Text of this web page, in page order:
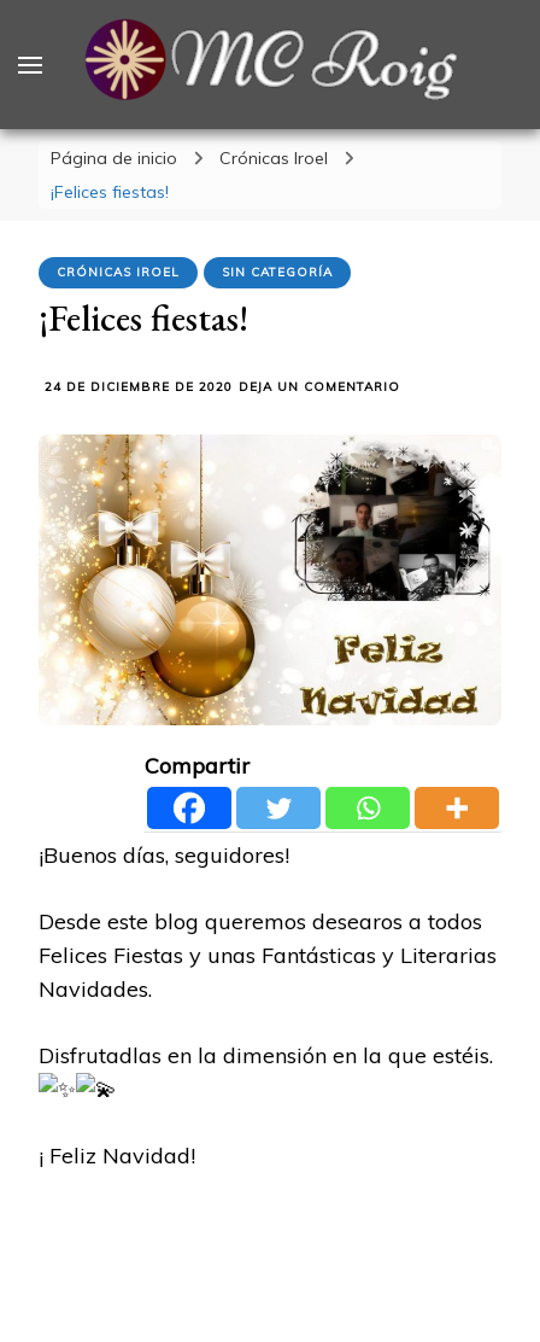
MCRoig
Blog escritora ciencia ficción fantasía terror
Página de inicio
Crónicas Iroel
¡Felices fiestas!
CRÓNICAS IROEL SIN CATEGORÍA
¡Felices fiestas!
24 DE DICIEMBRE DE 2020 DEJA UN COMENTARIO
Compartir
¡Buenos días, seguidores!
Desde este blog queremos desearos a todos
Felices Fiestas y unas Fantásticas y Literarias
Navidades.
Disfrutadlas en la dimensión en la que estéis.
¡ Feliz Navidad!